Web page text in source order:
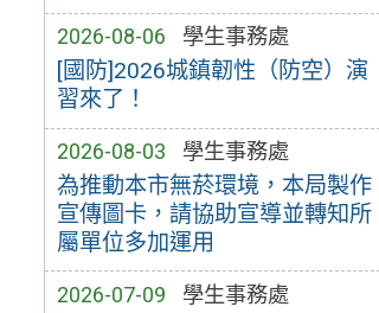
2026-08-06 學生事務處
[國防]2026城鎮韌性（防空）演
習來了！
2026-08-03 學生事務處
為推動本市無菸環境，本局製作
宣傳圖卡，請協助宣導並轉知所
屬單位多加運用
2026-07-09 學生事務處